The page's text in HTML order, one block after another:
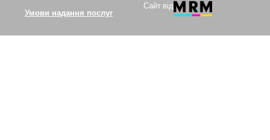
Умови надання послуг
Сайт від